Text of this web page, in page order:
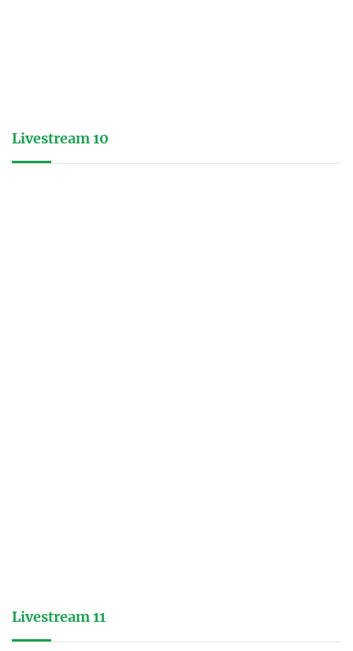
Livestream 10
Livestream 11